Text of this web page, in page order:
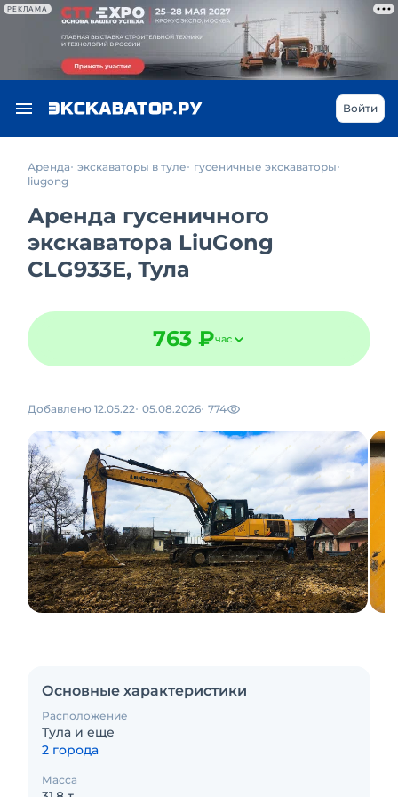
РЕКЛАМА
Войти
Аренда экскаваторы в туле
гусеничные экскаваторы
liugong
Аренда гусеничного
экскаватора LiuGong
CLG933E, Тула
763 ₽час
Добавлено 12.05.22 05.08.2026 774
Основные характеристики
Расположение
Тула и еще
2 города
Масса